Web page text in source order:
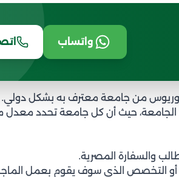
واتساب
من جامعة معترف به بشكل دولي.
الجامعة، حيث أن كل جامعة تحدد
والسفارة المصرية.
أو التخصص الذي سوف يقوم بعمل